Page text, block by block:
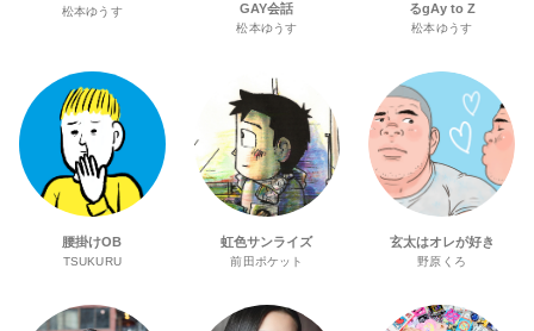
松本ゆうす
GAY会話
松本ゆうす
るgAy to Z
松本ゆうす
腰掛けOB
TSUKURU
虹色サンライズ
前田ポケット
玄太はオレが好き
野原くろ